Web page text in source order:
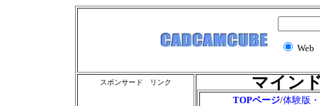
Web
スポンサード リンク マイン
TOPページ/体験版